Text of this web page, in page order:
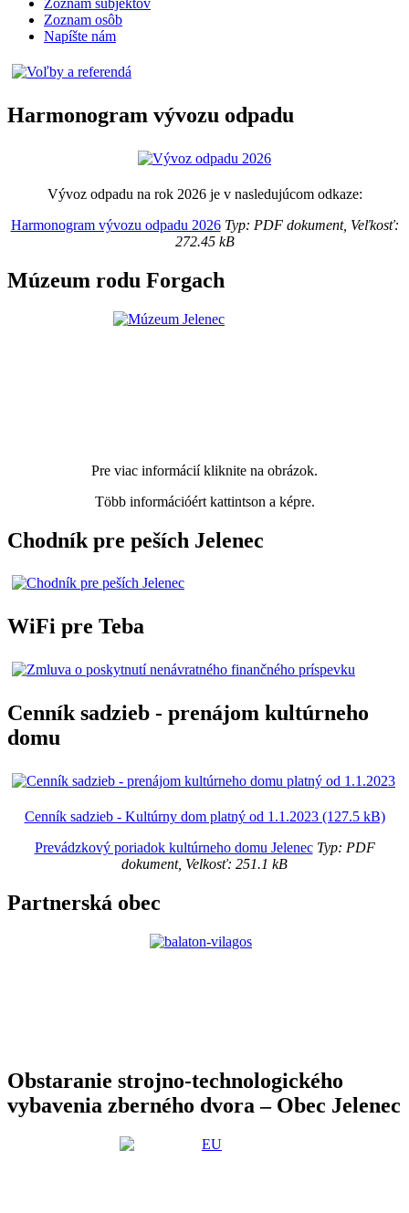
Zoznam subjektov
Zoznam osôb
Napíšte nám
Harmonogram vývozu odpadu
Vývoz odpadu na rok 2026 je v nasledujúcom odkaze:
Harmonogram vývozu odpadu 2026Typ: PDF dokument, Veľkosť:
272.45 kB
Múzeum rodu Forgach
Pre viac informácií kliknite na obrázok.
Több információért kattintson a képre.
Chodník pre peších Jelenec
WiFi pre Teba
Cenník sadzieb - prenájom kultúrneho
domu
Cenník sadzieb - Kultúrny dom platný od 1.1.2023 (127.5 kB)
Prevádzkový poriadok kultúrneho domu JelenecTyp: PDF
dokument, Velkosť: 251.1 kB
Partnerská obec
Obstaranie strojno-technologického
vybavenia zberného dvora – Obec Jelenec